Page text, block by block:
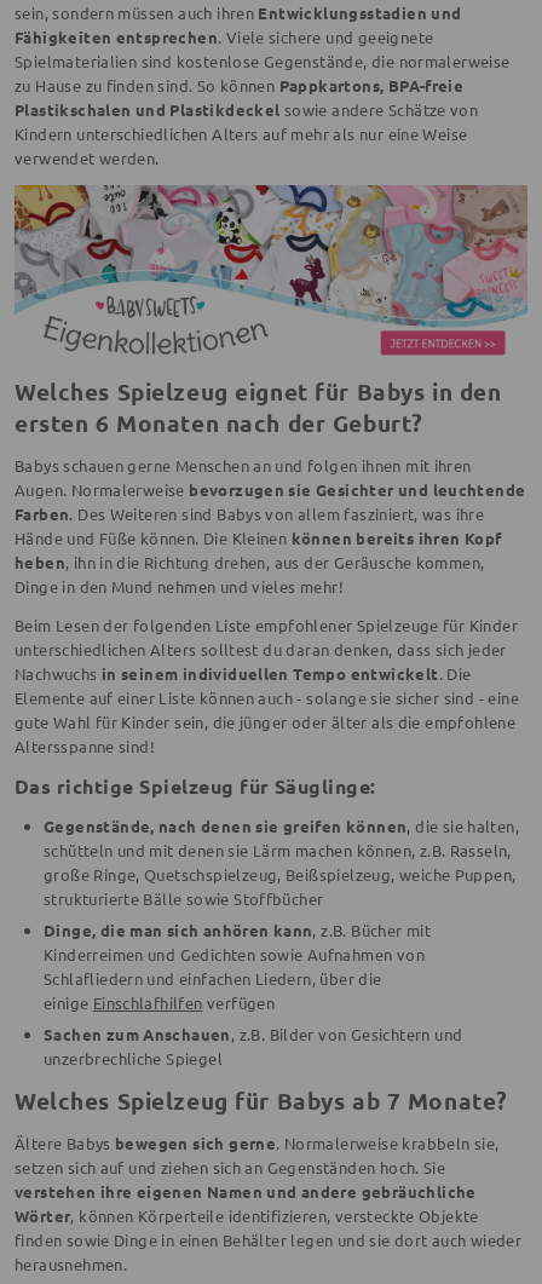
sein, sondern müssen auch ihren Entwicklungsstadien und
Fähigkeiten entsprechen. Viele sichere und geeignete
Spielmaterialien sind kostenlose Gegenstände, die normalerweise
zu Hause zu finden sind. So können Pappkartons, BPA-freie
Plastikschalen und Plastikdeckel sowie andere Schätze von
Kindern unterschiedlichen Alters auf mehr als nur eine Weise
verwendet werden.
Welches Spielzeug eignet für Babys in den
ersten 6 Monaten nach der Geburt?
Babys schauen gerne Menschen an und folgen ihnen mit ihren
Augen. Normalerweise bevorzugen sie Gesichter und leuchtende
Farben. Des Weiteren sind Babys von allem fasziniert, was ihre
Hände und Füße können. Die Kleinen können bereits ihren Kopf
heben, ihn in die Richtung drehen, aus der Geräusche kommen,
Dinge in den Mund nehmen und vieles mehr!
Beim Lesen der folgenden Liste empfohlener Spielzeuge für Kinder
unterschiedlichen Alters solltest du daran denken, dass sich jeder
Nachwuchs in seinem individuellen Tempo entwickelt. Die
Elemente auf einer Liste können auch - solange sie sicher sind - eine
gute Wahl für Kinder sein, die jünger oder älter als die empfohlene
Altersspanne sind!
Das richtige Spielzeug für Säuglinge:
Gegenstände, nach denen sie greifen können, die sie halten,
schütteln und mit denen sie Lärm machen können, z.B. Rasseln,
große Ringe, Quetschspielzeug, Beißspielzeug, weiche Puppen,
strukturierte Bälle sowie Stoffbücher
Dinge, die man sich anhören kann, z.B. Bücher mit
Kinderreimen und Gedichten sowie Aufnahmen von
Schlafliedern und einfachen Liedern, über die
einige Einschlafhilfen verfügen
Sachen zum Anschauen, z.B. Bilder von Gesichtern und
unzerbrechliche Spiegel
Welches Spielzeug für Babys ab 7 Monate?
Ältere Babys bewegen sich gerne. Normalerweise krabbeln sie,
setzen sich auf und ziehen sich an Gegenständen hoch. Sie
verstehen ihre eigenen Namen und andere gebräuchliche
Wörter, können Körperteile identifizieren, versteckte Objekte
finden sowie Dinge in einen Behälter legen und sie dort auch wieder
herausnehmen.